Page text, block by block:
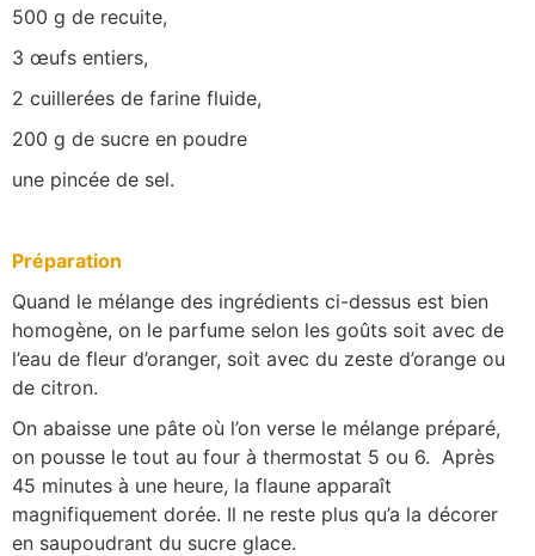
500 g de recuite,
3 œufs entiers,
2 cuillerées de farine fluide,
200 g de sucre en poudre
une pincée de sel.
Préparation
Quand le mélange des ingrédients ci-dessus est bien
homogène, on le parfume selon les goûts soit avec de
l’eau de fleur d’oranger, soit avec du zeste d’orange ou
de citron.
On abaisse une pâte où l’on verse le mélange préparé,
on pousse le tout au four à thermostat 5 ou 6. Après
45 minutes à une heure, la flaune apparaît
magnifiquement dorée. Il ne reste plus qu’a la décorer
en saupoudrant du sucre glace.